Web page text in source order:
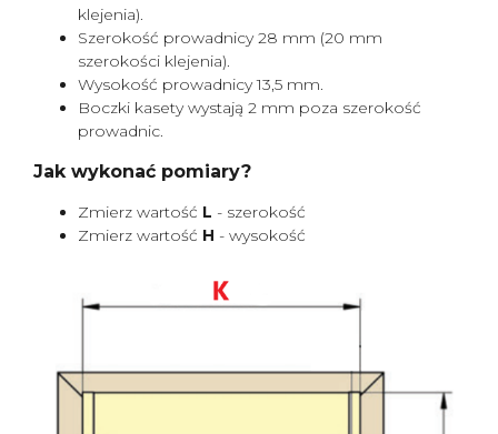
klejenia).
Szerokość prowadnicy 28 mm (20 mm
szerokości klejenia).
Wysokość prowadnicy 13,5 mm.
Boczki kasety wystają 2 mm poza szerokość
prowadnic.
Jak wykonać pomiary?
Zmierz wartość L - szerokość
Zmierz wartość H - wysokość